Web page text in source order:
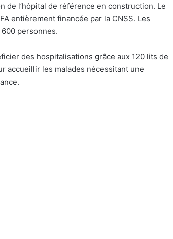
de l’hôpital de référence en construction. Le
entièrement financée par la CNSS. Les
personnes.
des hospitalisations grâce aux 120 lits de
accueillir les malades nécessitant une